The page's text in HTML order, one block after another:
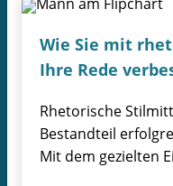
Wie Sie mit
Ihre Rede
Rhetorische
Bestandteil
Mit dem gezielten